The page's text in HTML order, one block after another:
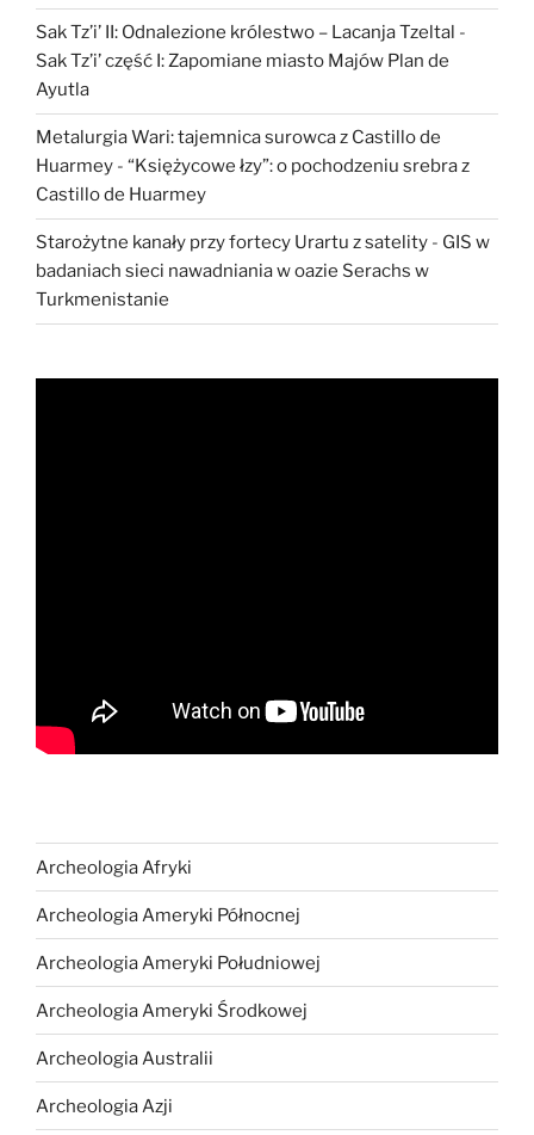
Sak Tz’i’ II: Odnalezione królestwo – Lacanja Tzeltal -
Sak Tz’i’ część I: Zapomiane miasto Majów Plan de
Ayutla
Metalurgia Wari: tajemnica surowca z Castillo de
Huarmey - “Księżycowe łzy”: o pochodzeniu srebra z
Castillo de Huarmey
Starożytne kanały przy fortecy Urartu z satelity - GIS w
badaniach sieci nawadniania w oazie Serachs w
Turkmenistanie
Archeologia Afryki
Archeologia Ameryki Północnej
Archeologia Ameryki Południowej
Archeologia Ameryki Środkowej
Archeologia Australii
Archeologia Azji